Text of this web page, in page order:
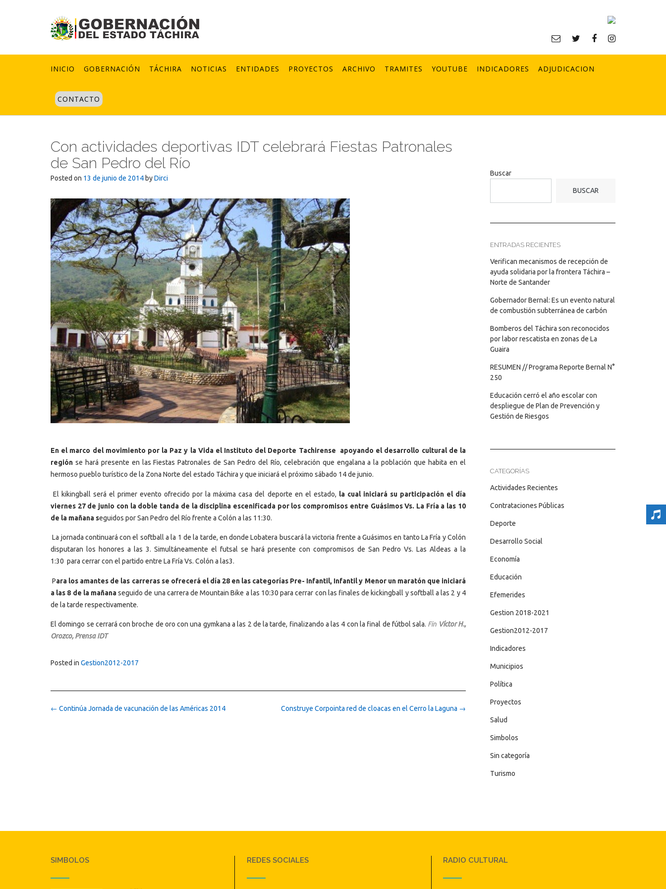
INICIO GOBERNACIÓN TÁCHIRA NOTICIAS ENTIDADES PROYECTOS ARCHIVO TRAMITES YOUTUBE INDICADORES ADJUDICACION
CONTACTO
Con actividades deportivas IDT celebrará Fiestas Patronales
de San Pedro del Río
Posted on 13 de junio de 2014 byDirci
En el marco del movimiento por la Paz y la Vida el Instituto del Deporte Tachirense apoyando el desarrollo cultural de la
región se hará presente en las Fiestas Patronales de San Pedro del Río, celebración que engalana a la población que habita en el
hermoso pueblo turístico de la Zona Norte del estado Táchira y que iniciará el próximo sábado 14 de junio.
El kikingball será el primer evento ofrecido por la máxima casa del deporte en el estado, la cual iniciará su participación el día
viernes 27 de junio con la doble tanda de la disciplina escenificada por los compromisos entre Guásimos Vs. La Fría a las 10
de la mañana seguidos por San Pedro del Río frente a Colón a las 11:30.
La jornada continuará con el softball a la 1 de la tarde, en donde Lobatera buscará la victoria frente a Guásimos en tanto La Fría y Colón
disputaran los honores a las 3. Simultáneamente el futsal se hará presente con compromisos de San Pedro Vs. Las Aldeas a la
1:30 para cerrar con el partido entre La Fría Vs. Colón a las3.
Para los amantes de las carreras se ofrecerá el día 28 en las categorías Pre- Infantil, Infantil y Menor un maratón que iniciará
a las 8 de la mañanaseguido de una carrera de Mountain Bike a las 10:30 para cerrar con las finales de kickingball y softball a las 2 y 4
de la tarde respectivamente.
El domingo se cerrará con broche de oro con una gymkana a las 2 de la tarde, finalizando a las 4 con la final de fútbol sala. Fin Víctor H.,
Orozco, Prensa IDT
Posted in Gestion2012-2017
Post
Construye Corpointa red de cloacas en el Cerro la Laguna →
← Continúa Jornada de vacunación de las Américas 2014
Buscar
BUSCAR
ENTRADAS RECIENTES
Verifican mecanismos de recepción de
ayuda solidaria por la frontera Táchira –
Norte de Santander
Gobernador Bernal: Es un evento natural
de combustión subterránea de carbón
Bomberos del Táchira son reconocidos
por labor rescatista en zonas de La
Guaira
RESUMEN // Programa Reporte Bernal N°
250
Educación cerró el año escolar con
despliegue de Plan de Prevención y
Gestión de Riesgos
CATEGORÍAS
Actividades Recientes
Contrataciones Públicas
Deporte
Desarrollo Social
Economía
Educación
Efemerides
Gestion 2018-2021
Gestion2012-2017
Indicadores
Municipios
Política
Proyectos
Salud
Simbolos
Sin categoría
Turismo
SIMBOLOS REDES SOCIALES RADIO CULTURAL